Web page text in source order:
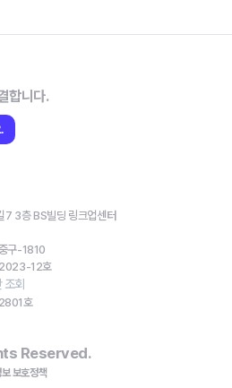
합니다.
7 3층 BS빌딩 링크업센터
구-1810
2023-12호
회
호
Reserved.
보호정책